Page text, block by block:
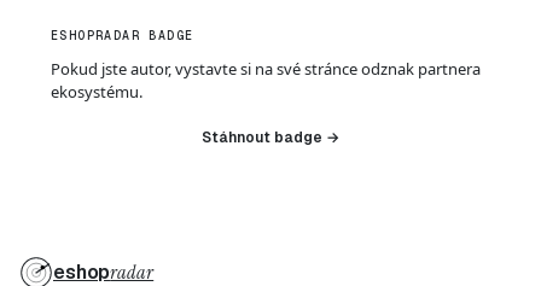
ESHOPRADAR BADGE
Pokud jste autor, vystavte si na své stránce odznak partnera
ekosystému.
Stáhnout badge →
eshopradar